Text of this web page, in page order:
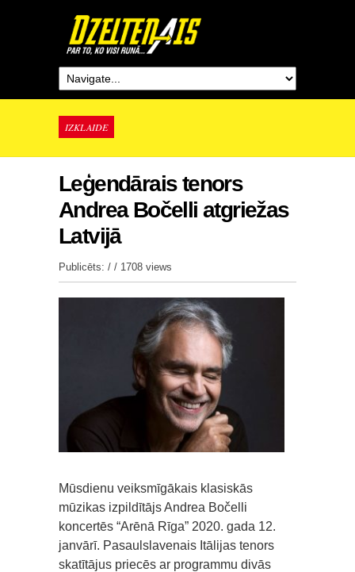
IZKLAIDE
Leģendārais tenors
Andrea Bočelli atgriežas
Latvijā
Publicēts: / / 1708 views
Mūsdienu veiksmīgākais klasiskās
mūzikas izpildītājs Andrea Bočelli
koncertēs “Arēnā Rīga” 2020. gada 12.
janvārī. Pasaulslavenais Itālijas tenors
skatītājus priecēs ar programmu divās